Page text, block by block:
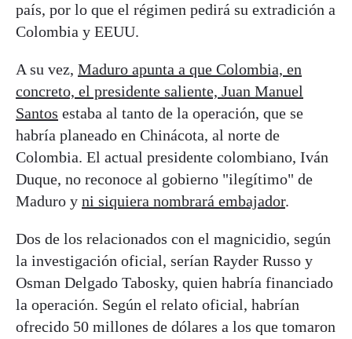
país, por lo que el régimen pedirá su extradición a
Colombia y EEUU.
A su vez, Maduro apunta a que Colombia, en
concreto, el presidente saliente, Juan Manuel
Santos estaba al tanto de la operación, que se
habría planeado en Chinácota, al norte de
Colombia. El actual presidente colombiano, Iván
Duque, no reconoce al gobierno "ilegítimo" de
Maduro y ni siquiera nombrará embajador.
Dos de los relacionados con el magnicidio, según
la investigación oficial, serían Rayder Russo y
Osman Delgado Tabosky, quien habría financiado
la operación. Según el relato oficial, habrían
ofrecido 50 millones de dólares a los que tomaron